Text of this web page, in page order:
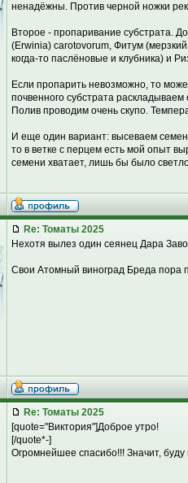
ненадёжны. Против черной ножки
Второе - пропаривание субстрата.
(Erwinia) carotovorum, Фитум
когда-то паслёновые и клубника) и
Если пропарить невозможно, то
почвенного субстрата
Полив проводим очень скупо.
И еще один вариант: высеваем
то в ветке с перцем есть мой опыт
семени хватает, лишь бы было
Re: Томаты 2025
Нехотя вылез один сеянец Дара
Свои Атомный виноград Бреда пора
Re: Томаты 2025
[quote="Виктория"]Доброе утро!
[/quote*-]
Огромнейшее спасибо!!! Значит,